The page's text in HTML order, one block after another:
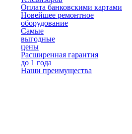
Оплата банковскими картами
Новейшее ремонтное
оборудование
Самые
выгодные
цены
Расширенная гарантия
до 1 года
Наши преимущества